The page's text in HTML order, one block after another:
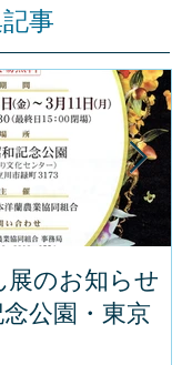
事
展のお知らせ
念公園・東京